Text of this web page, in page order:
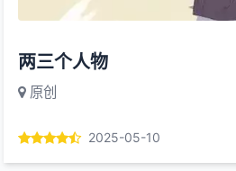
两三个人物
原创
2025-05-10